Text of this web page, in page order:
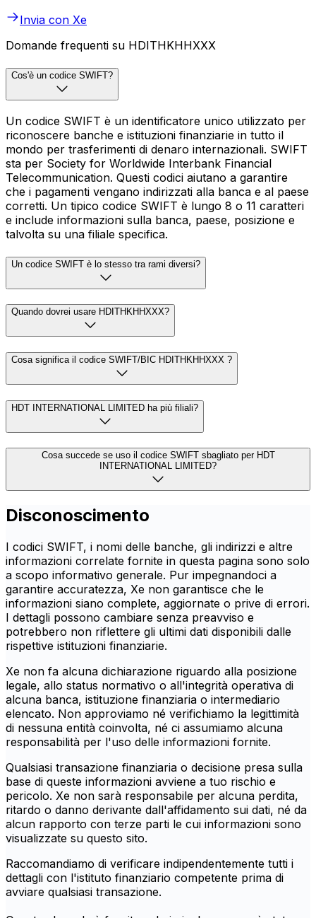
Invia con Xe
Domande frequenti su HDITHKHHXXX
Cos'è un codice SWIFT?
Un codice SWIFT è un identificatore unico utilizzato per
riconoscere banche e istituzioni finanziarie in tutto il
mondo per trasferimenti di denaro internazionali. SWIFT
sta per Society for Worldwide Interbank Financial
Telecommunication. Questi codici aiutano a garantire
che i pagamenti vengano indirizzati alla banca e al paese
corretti. Un tipico codice SWIFT è lungo 8 o 11 caratteri
e include informazioni sulla banca, paese, posizione e
talvolta su una filiale specifica.
Un codice SWIFT è lo stesso tra rami diversi?
Quando dovrei usare HDITHKHHXXX?
Cosa significa il codice SWIFT/BIC HDITHKHHXXX ?
HDT INTERNATIONAL LIMITED ha più filiali?
Cosa succede se uso il codice SWIFT sbagliato per HDT
INTERNATIONAL LIMITED?
Disconoscimento
I codici SWIFT, i nomi delle banche, gli indirizzi e altre
informazioni correlate fornite in questa pagina sono solo
a scopo informativo generale. Pur impegnandoci a
garantire accuratezza, Xe non garantisce che le
informazioni siano complete, aggiornate o prive di errori.
I dettagli possono cambiare senza preavviso e
potrebbero non riflettere gli ultimi dati disponibili dalle
rispettive istituzioni finanziarie.
Xe non fa alcuna dichiarazione riguardo alla posizione
legale, allo status normativo o all'integrità operativa di
alcuna banca, istituzione finanziaria o intermediario
elencato. Non approviamo né verifichiamo la legittimità
di nessuna entità coinvolta, né ci assumiamo alcuna
responsabilità per l'uso delle informazioni fornite.
Qualsiasi transazione finanziaria o decisione presa sulla
base di queste informazioni avviene a tuo rischio e
pericolo. Xe non sarà responsabile per alcuna perdita,
ritardo o danno derivante dall'affidamento sui dati, né da
alcun rapporto con terze parti le cui informazioni sono
visualizzate su questo sito.
Raccomandiamo di verificare indipendentemente tutti i
dettagli con l'istituto finanziario competente prima di
avviare qualsiasi transazione.